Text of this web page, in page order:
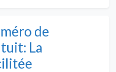
de
La